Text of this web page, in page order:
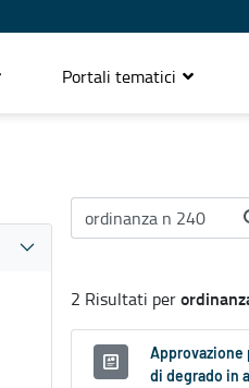
Portali tematici
2 Risultati per
Approvazione
di degrado in